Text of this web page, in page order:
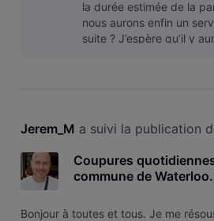
la durée estimée de la
nous aurons enfin un
suite ? J’espère qu’il y
Jerem_M a suivi la publication
Coupures
commune de
Bonjour à toutes et tous. Je me